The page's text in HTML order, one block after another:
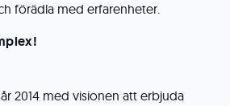
förädla med erfarenheter.
2014 med visionen att erbjuda